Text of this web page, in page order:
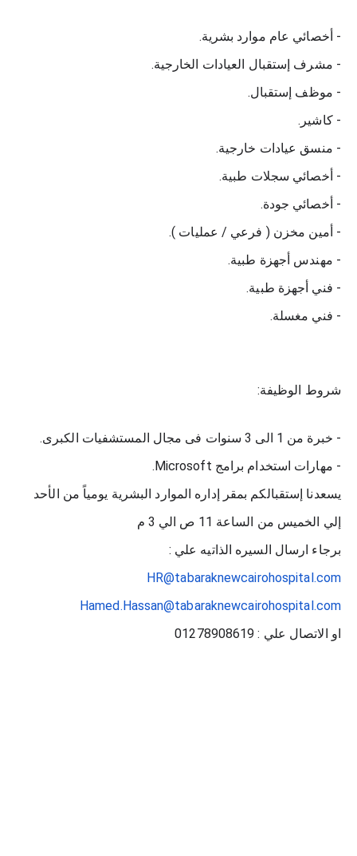
- أخصائي عام موارد بشرية.
- مشرف إستقبال العيادات الخارجية.
- موظف إستقبال.
- كاشير.
- منسق عيادات خارجية.
- أخصائي سجلات طبية.
- أخصائي جودة.
- أمين مخزن ( فرعي / عمليات ).
- مهندس أجهزة طبية.
- فني أجهزة طبية.
- فني مغسلة.
شروط الوظيفة:
- خبرة من 1 الى 3 سنوات فى مجال المستشفيات الكبرى.
- مهارات استخدام برامج Microsoft.
يسعدنا إستقبالكم بمقر إداره الموارد البشرية يومياً من الأحد
إلي الخميس من الساعة 11 ص الي 3 م
برجاء ارسال السيره الذاتيه علي :
HR@tabaraknewcairohospital.com
Hamed.Hassan@tabaraknewcairohospital.com
او الاتصال علي : 01278908619